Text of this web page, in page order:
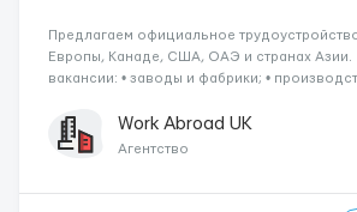
Предлагаем официальное
Европы, Канаде, США, ОАЭ и странах
вакансии: • заводы и фабрики; •
водители (различные категории); •...
Work Abroad UK
Агентство